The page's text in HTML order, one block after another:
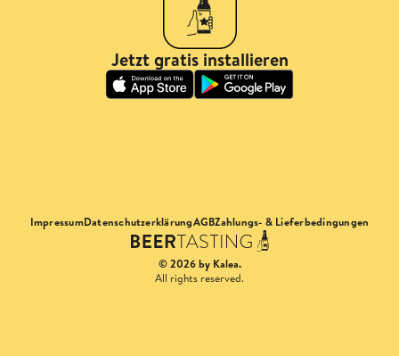
Jetzt gratis installieren
ImpressumDatenschutzerklärungAGBZahlungs- & Lieferbedingungen
© 2026 by Kalea.
All rights reserved.